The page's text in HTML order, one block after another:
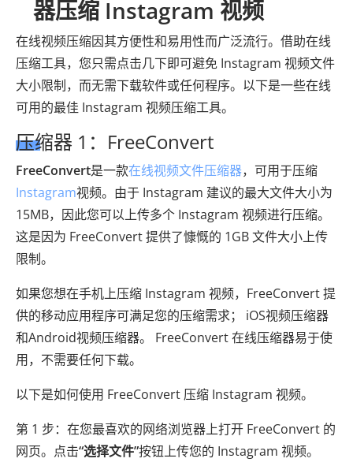
器压缩 Instagram 视频
在线视频压缩因其方便性和易用性而广泛流行。借助在线
压缩工具，您只需点击几下即可避免 Instagram 视频文件
大小限制，而无需下载软件或任何程序。以下是一些在线
可用的最佳 Instagram 视频压缩工具。
压缩器 1：FreeConvert
FreeConvert是一款在线视频文件压缩器，可用于压缩
Instagram视频。由于 Instagram 建议的最大文件大小为
15MB，因此您可以上传多个 Instagram 视频进行压缩。
这是因为 FreeConvert 提供了慷慨的 1GB 文件大小上传
限制。
如果您想在手机上压缩 Instagram 视频，FreeConvert 提
供的移动应用程序可满足您的压缩需求； iOS视频压缩器
和Android视频压缩器。 FreeConvert 在线压缩器易于使
用，不需要任何下载。
以下是如何使用 FreeConvert 压缩 Instagram 视频。
第 1 步：在您最喜欢的网络浏览器上打开 FreeConvert 的
网页。点击“选择文件”按钮上传您的 Instagram 视频。